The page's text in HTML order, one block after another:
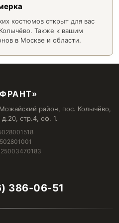
костюмов открыт для вас
Также к вашим
в Москве и области.
район, пос. Колычёво,
стр.4, оф. 1.
386-06-51